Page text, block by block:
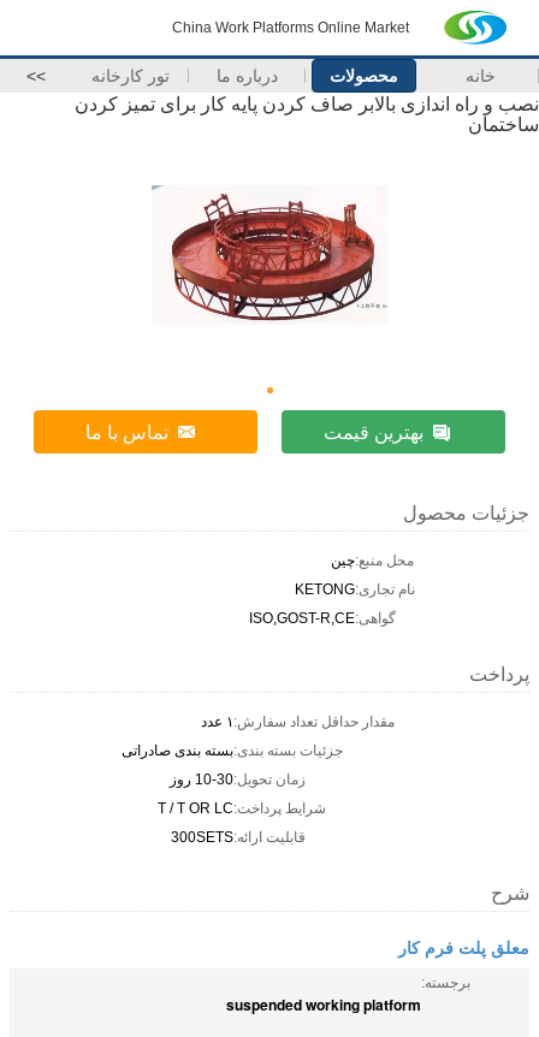
China Work Platforms Online Market
خانه محصولات درباره ما تور کارخانه >>
نصب و راه اندازی بالابر صاف کردن پایه کار برای تمیز کردن
ساختمان
بهترین قیمت تماس با ما
جزئیات محصول
محل منبع:چین
نام تجاری:KETONG
گواهی:ISO,GOST-R,CE
پرداخت
مقدار حداقل تعداد سفارش:۱ عدد
جزئیات بسته بندی:بسته بندی صادراتی
زمان تحویل:10-30 روز
شرایط پرداخت:T / T OR LC
قابلیت ارائه:300SETS
شرح
معلق پلت فرم کار
برجسته:
suspended working platform